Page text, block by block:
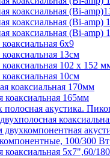
коаксиальная (Bi-
коаксиальная (Bi-amp)
коаксиальная (Bi-amp)
6х9
13см
102 x 152
10см
коаксиальная 170мм
коаксиальная 165мм
акустика.
100/300 Вт
5х7",60/